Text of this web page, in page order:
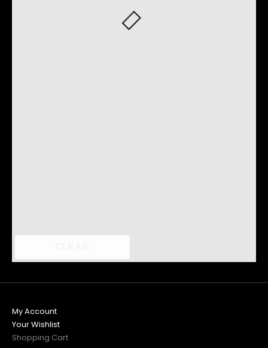
My Account
Your Wishlist
Shopping Cart